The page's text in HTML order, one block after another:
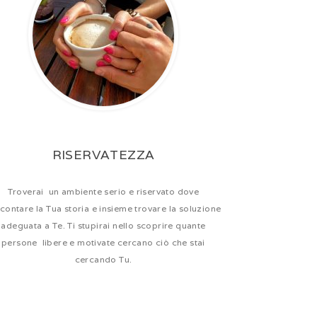
RISERVATEZZA
Troverai un ambiente serio e riservato dove
la Tua storia e insieme trovare la soluzione
adeguata a Te. Ti stupirai nello scoprire quante
persone libere e motivate cercano ciò che stai
cercando Tu.